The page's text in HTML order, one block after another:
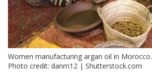
Women manufacturing argan oil in Morocco.
Photo credit: danm12 | Shutterstock.com